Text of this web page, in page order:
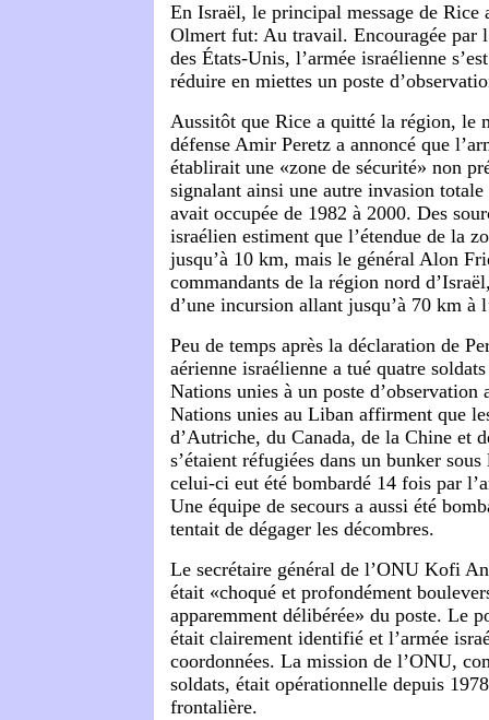
En Israël, le principal message de Rice
Olmert fut: Au travail. Encouragée par
des États-Unis, l’armée israélienne
réduire en miettes un poste
Aussitôt que Rice a quitté la région, le
défense Amir Peretz a annoncé que
établirait une «zone de sécurité» non
signalant ainsi une autre invasion
avait occupée de 1982 à 2000. Des
israélien estiment que l’étendue de la
jusqu’à 10 km, mais le général Alon
commandants de la région nord
d’une incursion allant jusqu’à 70 km à
Peu de temps après la déclaration de
aérienne israélienne a tué quatre
Nations unies à un poste d’observation
Nations unies au Liban affirment que
d’Autriche, du Canada, de la Chine et
s’étaient réfugiées dans un bunker sous
celui-ci eut été bombardé 14 fois par
Une équipe de secours a aussi été
tentait de dégager les décombres.
Le secrétaire général de l’ONU Kofi
était «choqué et profondément
apparemment délibérée» du poste. Le
était clairement identifié et l’armée
coordonnées. La mission de l’ONU,
soldats, était opérationnelle depuis
frontalière.